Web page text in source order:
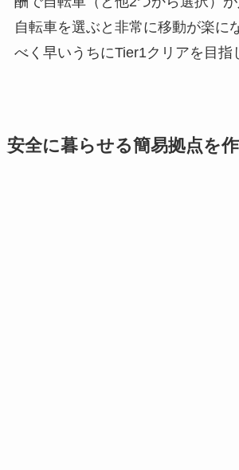
自転車を選ぶと非常に移動が楽に
べく早いうちにTier1クリアを目指
安全に暮らせる簡易拠点を